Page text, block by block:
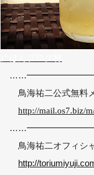
鳥海祐二公式無料
http://mail.os7.biz/
鳥海祐二オフィシ
http://